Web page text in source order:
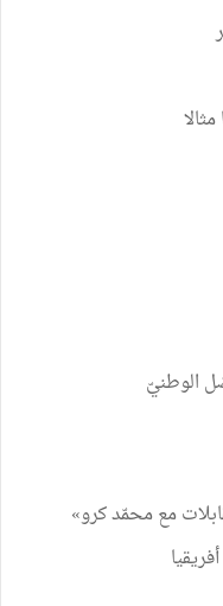
الوطنيّ
مع محمّد كرو»